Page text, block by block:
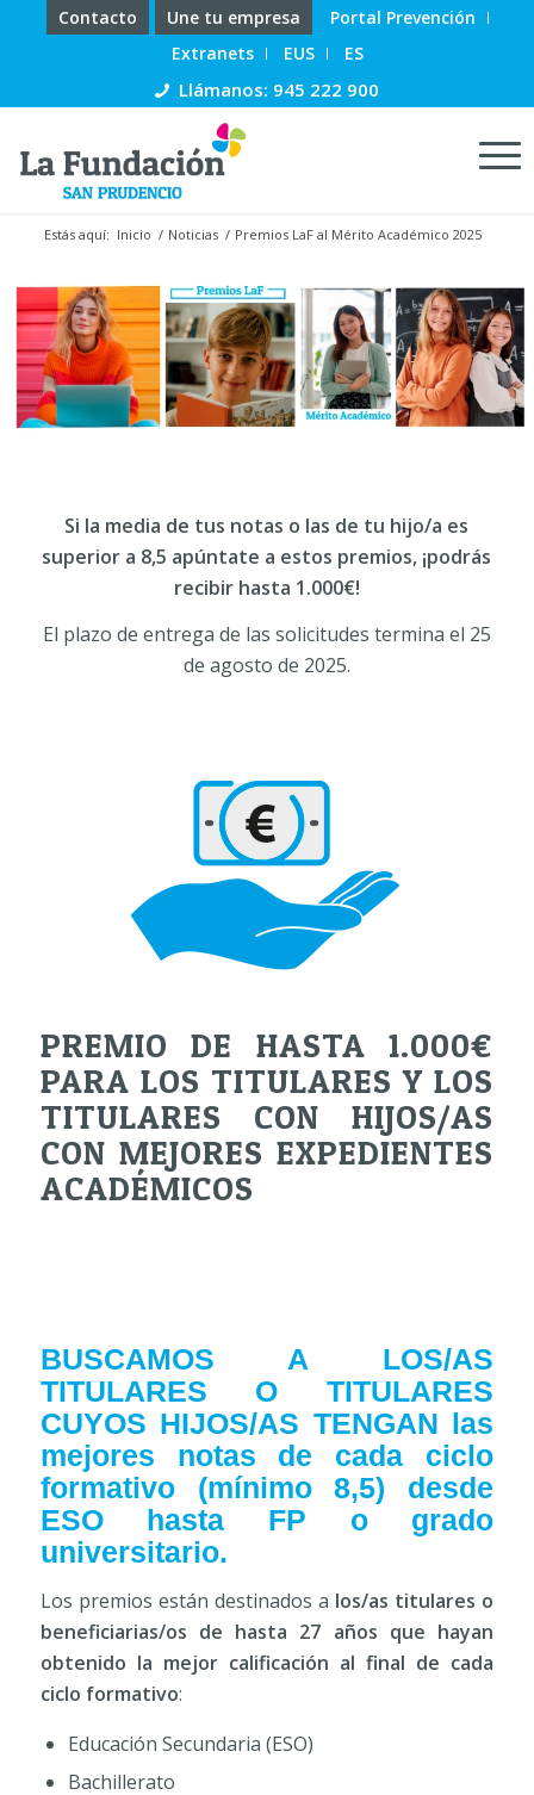
Contacto Une tu empresa
Portal Prevención
Extranets
EUS ES
Llámanos: 945 222 900
Estás aquí: Inicio / Noticias / Premios LaF al Mérito Académico 2025
Si la media de tus notas o las de tu hijo/a es
superior a 8,5 apúntate a estos premios, ¡podrás
recibir hasta 1.000€!
El plazo de entrega de las solicitudes termina el 25
de agosto de 2025.
PREMIO DE HASTA 1.000€
PARA LOS TITULARES Y LOS
TITULARES CON HIJOS/AS
CON MEJORES EXPEDIENTES
ACADÉMICOS
BUSCAMOS A LOS/AS
TITULARES O TITULARES
CUYOS HIJOS/AS TENGAN las
mejores notas de cada ciclo
formativo (mínimo 8,5) desde
ESO hasta FP o grado
universitario.
Los premios están destinados a los/as titulares o
beneficiarias/os de hasta 27 años que hayan
obtenido la mejor calificación al final de cada
ciclo formativo:
Educación Secundaria (ESO)
Bachillerato